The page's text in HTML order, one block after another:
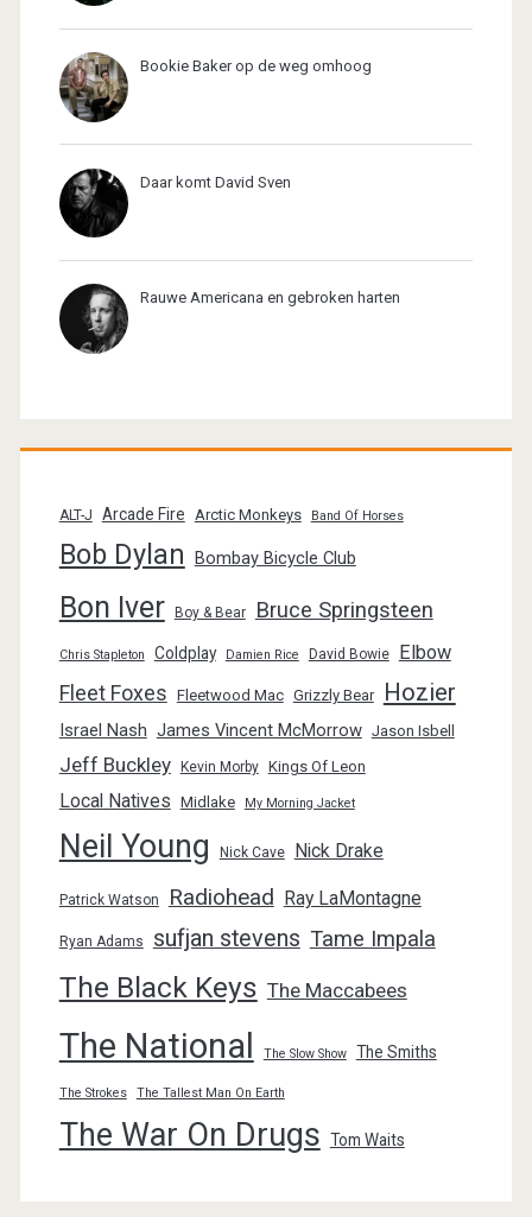
Bookie Baker op de weg omhoog
Daar komt David Sven
Rauwe Americana en gebroken harten
ALT-J Arcade Fire Arctic Monkeys Band Of Horses
Bob Dylan Bombay Bicycle Club
Bon Iver Boy & Bear Bruce Springsteen
Chris Stapleton Coldplay Damien Rice David Bowie Elbow
Fleet Foxes Fleetwood Mac Grizzly Bear Hozier
Israel Nash James Vincent McMorrow Jason Isbell
Jeff Buckley Kevin Morby Kings Of Leon
Local Natives Midlake My Morning Jacket
Neil Young Nick Cave Nick Drake
Patrick Watson Radiohead Ray LaMontagne
Ryan Adams sufjan stevens Tame Impala
The Black Keys The Maccabees
The National The Slow Show The Smiths
The Strokes The Tallest Man On Earth
The War On Drugs Tom Waits